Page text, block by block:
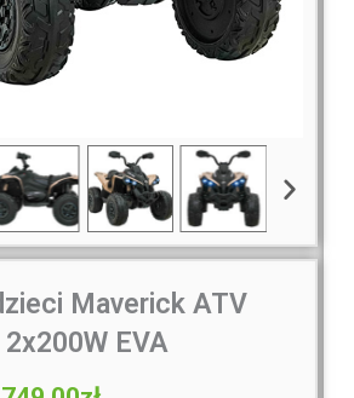
Maverick ATV
EVA